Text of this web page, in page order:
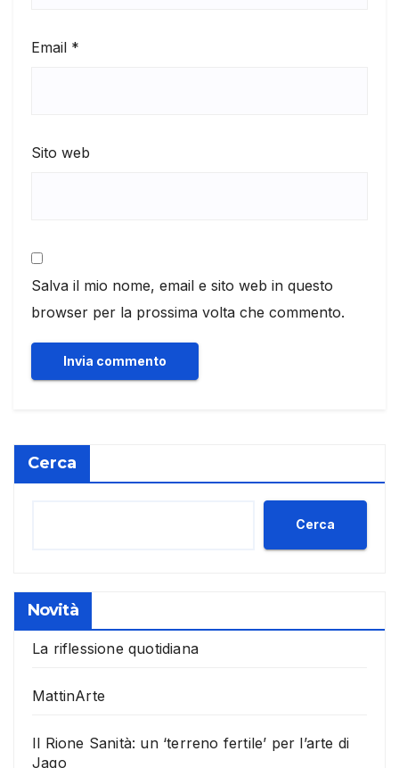
Email *
Sito web
Salva il mio nome, email e sito web in questo
browser per la prossima volta che commento.
Cerca
Cerca
Novità
La riflessione quotidiana
MattinArte
Il Rione Sanità: un ‘terreno fertile’ per l’arte di
Jago